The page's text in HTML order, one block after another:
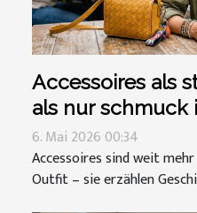
Accessoires als
als nur schmuck
6. Mai 2026 00:34
Accessoires sind weit
Outfit – sie erzählen